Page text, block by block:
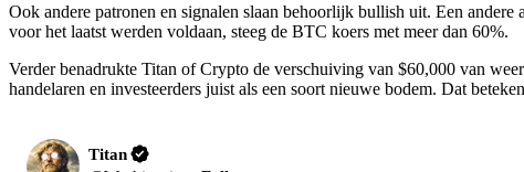
Ook andere patronen en signalen slaan behoorlijk bullish uit. Een
voor het laatst werden voldaan, steeg de BTC koers met meer dan 60%.
Verder benadrukte Titan of Crypto de verschuiving van $60,000 van
handelaren en investeerders juist als een soort nieuwe bodem. Dat
Titan